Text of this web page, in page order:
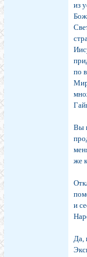
из
по
Вы
же
и
Да,